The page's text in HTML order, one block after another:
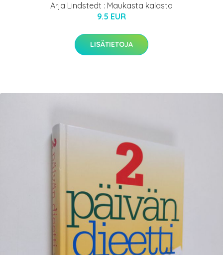
Arja Lindstedt : Maukasta kalasta
9.5 EUR
LISÄTIETOJA